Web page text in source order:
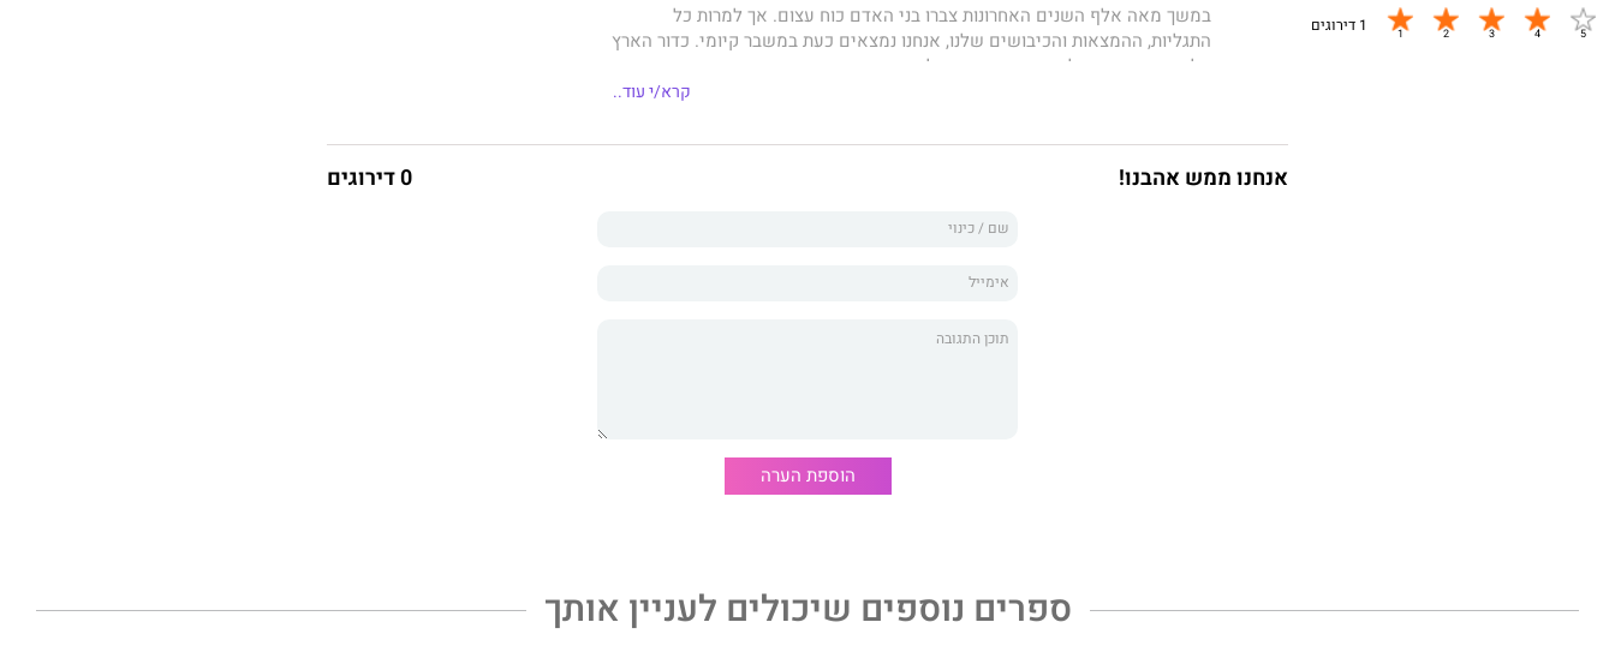
1 דירוגים
במשך מאה אלף השנים האחרונות צברו בני האדם כוח עצום. אך למרות כל
התגליות, ההמצאות והכיבושים שלנו, אנחנו נמצאים כעת במשבר קיומי. כדור הארץ
על סף קריסה אקולוגית. המתחים הפוליטיים מתעצמים. אנחנו מוצפים במידע כוזב,
ובקושי מסוגלים לנהל שיחה רציונלית. ואנחנו מפתחים בכל הכוח את הבינה
אותנו. אם בני האדם כל כך חכמים, למה אנחנו עושים כאלה דברים טיפשיים ?
נקסוּסהוא ספר שבוחן את זרם המידע שסחף אותנו לכאן. החוקר והסופר יובל נח
ההמונים ועליית הפופוליזם של העידן הנוכחי — ומזמין את הקוראים לחקור את
רשתות מידע שונות — כגון האימפריה הרומית, הכנסייה הקתולית, ברית המועצות
תוך סקירת אירועי השנים האחרונות ומתוך מבט לעתיד, הוא מציג את הדילמות
הוא היסטוריון, פילוסוף, מרצה ומחבר רבי־המכר העולמיים
ביותר בעולם כיום.
קרא/י עוד..
אנחנו ממש אהבנו! 0 דירוגים
הוספת הערה
ספרים נוספים שיכולים לעניין אותך